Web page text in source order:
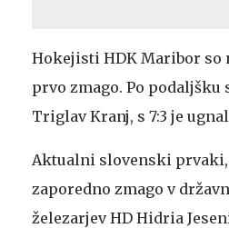
Hokejisti HDK Maribor so
prvo zmago. Po podaljšku
Triglav Kranj, s 7:3 je
Aktualni slovenski
zaporedno zmago v
železarjev HD Hidria